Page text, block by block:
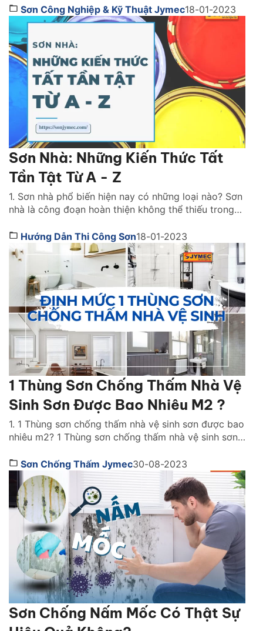
hỏa hoạn. Vậy lựa sơn chống cháy hãng nào tốt?
Cách chọn như thế nào. Cùng tìm hiểu ngay […]
Sơn Công Nghiệp & Kỹ Thuật Jymec18-01-2023
Sơn Nhà: Những Kiến Thức Tất
Tần Tật Từ A - Z
1. Sơn nhà phổ biến hiện nay có những loại nào? Sơn
nhà là công đoạn hoàn thiện không thể thiếu trong
như chiếc áo bảo vệ ngôi nhà khỏi những tác động
gây hại. Đồng thời, nó cũng giúp mang lại tính […]
Hướng Dẫn Thi Công Sơn18-01-2023
1 Thùng Sơn Chống Thấm Nhà Vệ
Sinh Sơn Được Bao Nhiêu M2 ?
1. 1 Thùng sơn chống thấm nhà vệ sinh sơn được bao
nhiêu m2? 1 Thùng sơn chống thấm nhà vệ sinh sơn
người quan tâm. Đối vối mỗi loại sơn chống thấm
nhà vệ sinh có một định mức sử dụng khác nhau. […]
Sơn Chống Thấm Jymec30-08-2023
Sơn Chống Nấm Mốc Có Thật Sự